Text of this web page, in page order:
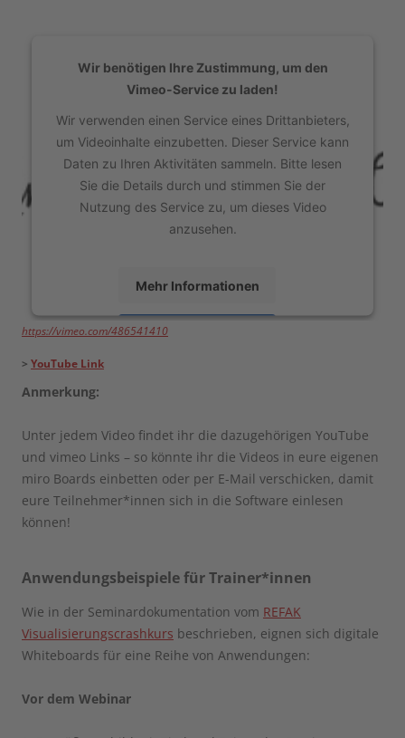
Wir benötigen Ihre Zustimmung, um den
Vimeo-Service zu laden!
Wir verwenden einen Service eines Drittanbieters,
um Videoinhalte einzubetten. Dieser Service kann
Daten zu Ihren Aktivitäten sammeln. Bitte lesen
Sie die Details durch und stimmen Sie der
Nutzung des Service zu, um dieses Video
anzusehen.
Mehr Informationen
Akzeptieren
powered by
https://vimeo.com/486541410
> YouTube Link
Anmerkung:
Unter jedem Video findet ihr die dazugehörigen YouTube
und vimeo Links – so könnte ihr die Videos in eure eigenen
miro Boards einbetten oder per E-Mail verschicken, damit
eure Teilnehmer*innen sich in die Software einlesen
können!
Anwendungsbeispiele für Trainer*innen
Wie in der Seminardokumentation vom REFAK
Visualisierungscrashkurs beschrieben, eignen sich digitale
Whiteboards für eine Reihe von Anwendungen:
Vor dem Webinar